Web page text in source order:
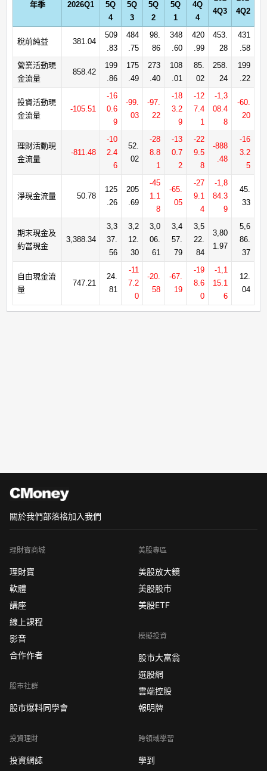
年季 2026Q1
5Q
4
5Q
3
5Q
2
5Q
1
4Q
4
4Q3
4Q2
稅前純益 381.04
509
.83
484
.75
98.
86
348
.60
420
.99
453.
28
431
.58
營業活動現
金流量
858.42
199
.86
175
.49
273
.40
108
.01
85.
02
258.
24
199
.22
投資活動現
金流量
-105.51
-16
0.6
9
-99.
03
-97.
22
-18
3.2
9
-12
7.4
1
-1,3
08.4
8
-60.
20
理財活動現
金流量
-811.48
-10
2.4
6
52.
02
-28
8.8
1
-13
0.7
2
-22
9.5
8
-888
.48
-16
3.2
5
淨現金流量 50.78
125
.26
205
.69
-45
1.1
8
-65.
05
-27
9.1
4
-1,8
84.3
9
45.
33
期末現金及
約當現金
3,388.34
3,3
37.
56
3,2
12.
30
3,0
06.
61
3,4
57.
79
3,5
22.
84
3,80
1.97
5,6
86.
37
自由現金流
量
747.21
24.
81
-11
7.2
0
-20.
58
-67.
19
-19
8.6
0
-1,1
15.1
6
12.
04
關於我們部落格加入我們
理財寶商城
理財寶
軟體
講座
線上課程
影音
合作作者
股市社群
股市爆料同學會
投資理財
投資網誌
美股專區
美股放大鏡
美股股市
美股ETF
模擬投資
股市大富翁
選股網
雲端控股
報明牌
跨領域學習
學到